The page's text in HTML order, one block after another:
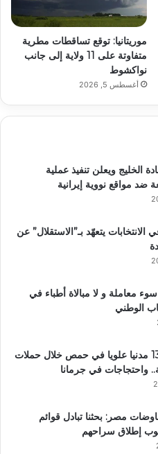
موريتانيا: توقع تساقطات مطرية
متفاوتة على 11 ولاية إلى جانب
نواكشوط
أغسطس 5, 2026
الخليج ويعلن تنفيذ عملية
مواقع نووية إيرانية
في الانتخابات يتعهّد بـ”الاستقلال” عن
معاملة و لا مبالاة أطباء في
الوطني
سوريا: مقتل 13 مدنيا علويا في حمص خلال حملات
واحتجاجات في جرمانا
مصر: بحثنا تبادل قوائم
إطلاق سراحهم